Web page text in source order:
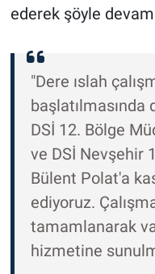
ederek şöyle
"Dere ıslah
DSİ 12. Bölge
ve DSİ Nevşehir
Bülent Polat'a
ediyoruz.
tamamlanarak
hizmetine